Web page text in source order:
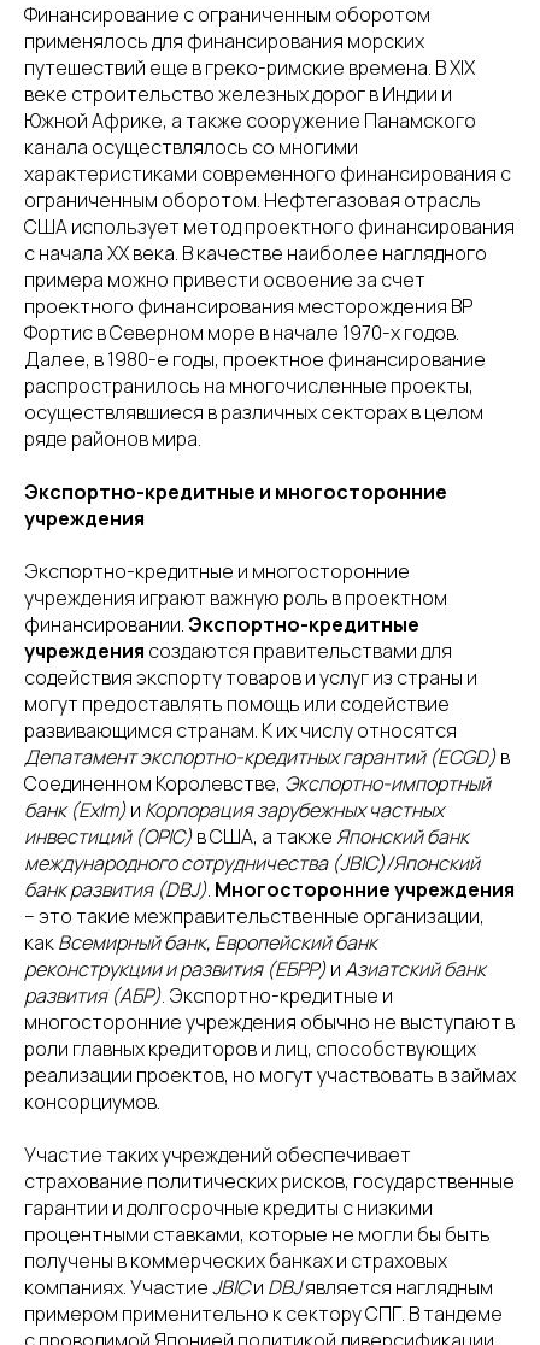
Финансирование с ограниченным оборотом
применялось для финансирования морских
путешествий еще в греко-римские времена. В XIX
веке строительство железных дорог в Индии и
Южной Африке, а также сооружение Панамского
канала осуществлялось со многими
характеристиками современного финансирования с
ограниченным оборотом. Нефтегазовая отрасль
США использует метод проектного финансирования
с начала ХХ века. В качестве наиболее наглядного
примера можно привести освоение за счет
проектного финансирования месторождения BP
Фортис в Северном море в начале 1970-х годов.
Далее, в 1980-е годы, проектное финансирование
распространилось на многочисленные проекты,
осуществлявшиеся в различных секторах в целом
ряде районов мира.
Экспортно-кредитные и многосторонние
учреждения
Экспортно-кредитные и многосторонние
учреждения играют важную роль в проектном
финансировании.Экспортно-кредитные
учреждения создаются правительствами для
содействия экспорту товаров и услуг из страны и
могут предоставлять помощь или содействие
развивающимся странам. К их числу относятся
Депатамент экспортно-кредитных гарантий (ECGD)в
Соединенном Королевстве, Экспортно-импортный
банк (ExIm)и Корпорация зарубежных частных
инвестиций (OPIC)в США, а также Японский банк
международного сотрудничества (JBIC)/Японский
банк развития (DBJ). Многосторонние учреждения
– это такие межправительственные организации,
какВсемирный банк, Европейский банк
реконструкции и развития (ЕБРР)иАзиатский банк
развития (АБР). Экспортно-кредитные и
многосторонние учреждения обычно не выступают в
роли главных кредиторов и лиц, способствующих
реализации проектов, но могут участвовать в займах
консорциумов.
Участие таких учреждений обеспечивает
страхование политических рисков, государственные
гарантии и долгосрочные кредиты с низкими
процентными ставками, которые не могли бы быть
получены в коммерческих банках и страховых
компаниях. УчастиеJBICи DBJявляется наглядным
примером применительно к сектору СПГ. В тандеме